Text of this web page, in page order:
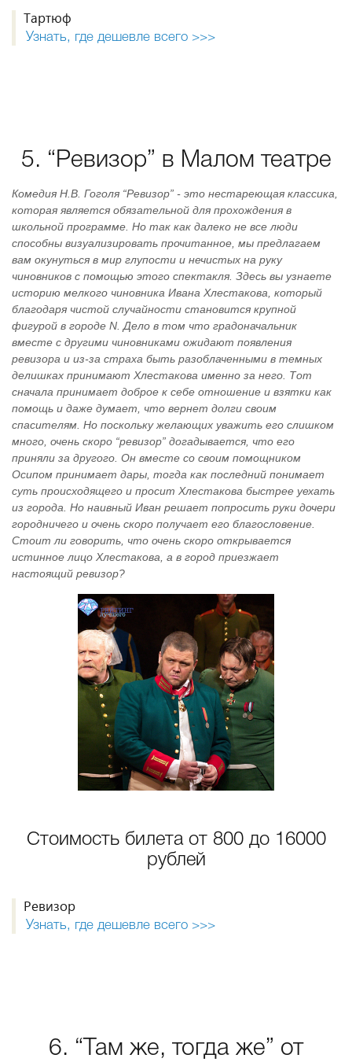
Тартюф
Узнать, где дешевле всего >>>
5. “Ревизор” в Малом театре
Комедия Н.В. Гоголя “Ревизор” - это нестареющая классика,
которая является обязательной для прохождения в
школьной программе. Но так как далеко не все люди
способны визуализировать прочитанное, мы предлагаем
вам окунуться в мир глупости и нечистых на руку
чиновников с помощью этого спектакля. Здесь вы узнаете
историю мелкого чиновника Ивана Хлестакова, который
благодаря чистой случайности становится крупной
фигурой в городе N. Дело в том что градоначальник
вместе с другими чиновниками ожидают появления
ревизора и из-за страха быть разоблаченными в темных
делишках принимают Хлестакова именно за него. Тот
сначала принимает доброе к себе отношение и взятки как
помощь и даже думает, что вернет долги своим
спасителям. Но поскольку желающих уважить его слишком
много, очень скоро “ревизор” догадывается, что его
приняли за другого. Он вместе со своим помощником
Осипом принимает дары, тогда как последний понимает
суть происходящего и просит Хлестакова быстрее уехать
из города. Но наивный Иван решает попросить руки дочери
городничего и очень скоро получает его благословение.
Стоит ли говорить, что очень скоро открывается
истинное лицо Хлестакова, а в город приезжает
настоящий ревизор?
Стоимость билета от 800 до 16000
рублей
Ревизор
Узнать, где дешевле всего >>>
6. “Там же, тогда же” от